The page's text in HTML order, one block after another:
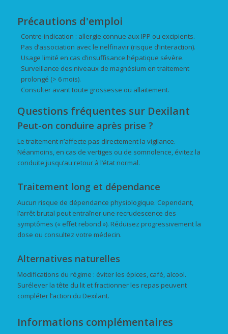
Précautions d'emploi
Contre-indication : allergie connue aux IPP ou excipients.
Pas d’association avec le nelfinavir (risque d’interaction).
Usage limité en cas d’insuffisance hépatique sévère.
Surveillance des niveaux de magnésium en traitement
prolongé (> 6 mois).
Consulter avant toute grossesse ou allaitement.
Questions fréquentes sur Dexilant
Peut-on conduire après prise ?
Le traitement n’affecte pas directement la vigilance.
Néanmoins, en cas de vertiges ou de somnolence, évitez la
conduite jusqu’au retour à l’état normal.
Traitement long et dépendance
Aucun risque de dépendance physiologique. Cependant,
l’arrêt brutal peut entraîner une recrudescence des
symptômes (« effet rebond »). Réduisez progressivement la
dose ou consultez votre médecin.
Alternatives naturelles
Modifications du régime : éviter les épices, café, alcool.
Surélever la tête du lit et fractionner les repas peuvent
compléter l’action du Dexilant.
Informations complémentaires